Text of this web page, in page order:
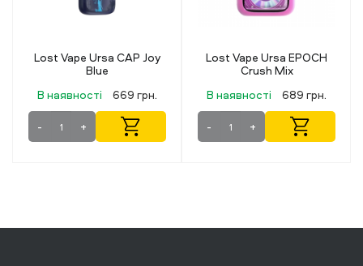
Lost Vape Ursa EPOCH
Crush Mix
В наявності
689 грн.
- +
Geekvape Sonder Q Lite
Metallic Blue (Металевий
В наявності 499 грн.
- +